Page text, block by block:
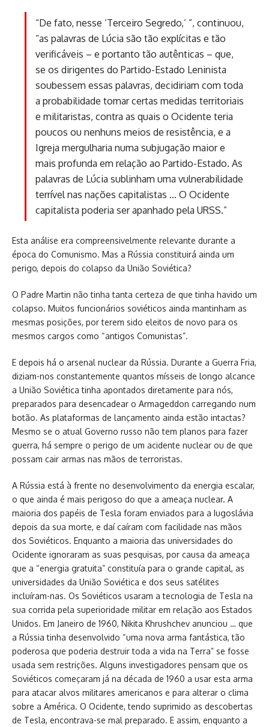
“De fato, nesse ‘Terceiro Segredo,’ ”, continuou,
“as palavras de Lúcia são tão explícitas e tão
verificáveis – e portanto tão autênticas – que,
se os dirigentes do Partido-Estado Leninista
soubessem essas palavras, decidiriam com toda
a probabilidade tomar certas medidas territoriais
e militaristas, contra as quais o Ocidente teria
poucos ou nenhuns meios de resistência, e a
Igreja mergulharia numa subjugação maior e
mais profunda em relação ao Partido-Estado. As
palavras de Lúcia sublinham uma vulnerabilidade
terrível nas nações capitalistas … O Ocidente
capitalista poderia ser apanhado pela URSS.”
Esta análise era compreensivelmente relevante durante a
época do Comunismo. Mas a Rússia constituirá ainda um
perigo, depois do colapso da União Soviética?
O Padre Martin não tinha tanta certeza de que tinha havido um
colapso. Muitos funcionários soviéticos ainda mantinham as
mesmas posições, por terem sido eleitos de novo para os
mesmos cargos como “antigos Comunistas”.
E depois há o arsenal nuclear da Rússia. Durante a Guerra Fria,
diziam-nos constantemente quantos mísseis de longo alcance
a União Soviética tinha apontados diretamente para nós,
preparados para desencadear o Armageddon carregando num
botão. As plataformas de lançamento ainda estão intactas?
Mesmo se o atual Governo russo não tem planos para fazer
guerra, há sempre o perigo de um acidente nuclear ou de que
possam cair armas nas mãos de terroristas.
A Rússia está à frente no desenvolvimento da energia escalar,
o que ainda é mais perigoso do que a ameaça nuclear. A
maioria dos papéis de Tesla foram enviados para a Iugoslávia
depois da sua morte, e daí caíram com facilidade nas mãos
dos Soviéticos. Enquanto a maioria das universidades do
Ocidente ignoraram as suas pesquisas, por causa da ameaça
que a “energia gratuita” constituía para o grande capital, as
universidades da União Soviética e dos seus satélites
incluíram-nas. Os Soviéticos usaram a tecnologia de Tesla na
sua corrida pela superioridade militar em relação aos Estados
Unidos. Em Janeiro de 1960, Nikita Khrushchev anunciou … que
a Rússia tinha desenvolvido “uma nova arma fantástica, tão
poderosa que poderia destruir toda a vida na Terra” se fosse
usada sem restrições. Alguns investigadores pensam que os
Soviéticos começaram já na década de 1960 a usar esta arma
para atacar alvos militares americanos e para alterar o clima
sobre a América. O Ocidente, tendo suprimido as descobertas
de Tesla, encontrava-se mal preparado. E assim, enquanto a